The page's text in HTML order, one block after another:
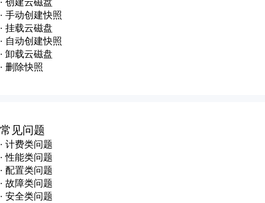
· 手动创建快照
· 挂载云磁盘
· 自动创建快照
· 卸载云磁盘
· 删除快照
常见问题
· 计费类问题
·性能类问题
· 配置类问题
· 故障类问题
· 安全类问题